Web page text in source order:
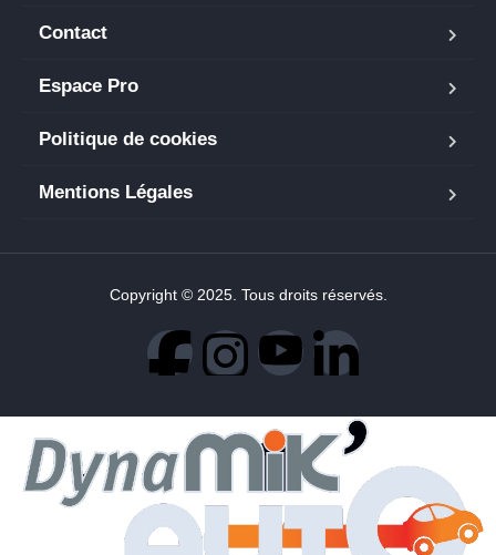
Contact
Espace Pro
Politique de cookies
Mentions Légales
Copyright © 2025. Tous droits réservés.